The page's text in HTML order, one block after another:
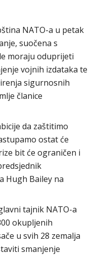
NATO-a u petak
suočena s
moraju oduprijeti
vojnih izdataka te
sigurnosnih
članice
da zaštitimo
ostat će
bit će ograničen i
Hugh Bailey na
tajnik NATO-a
okupljenih
u svih 28 zemalja
smanjenje